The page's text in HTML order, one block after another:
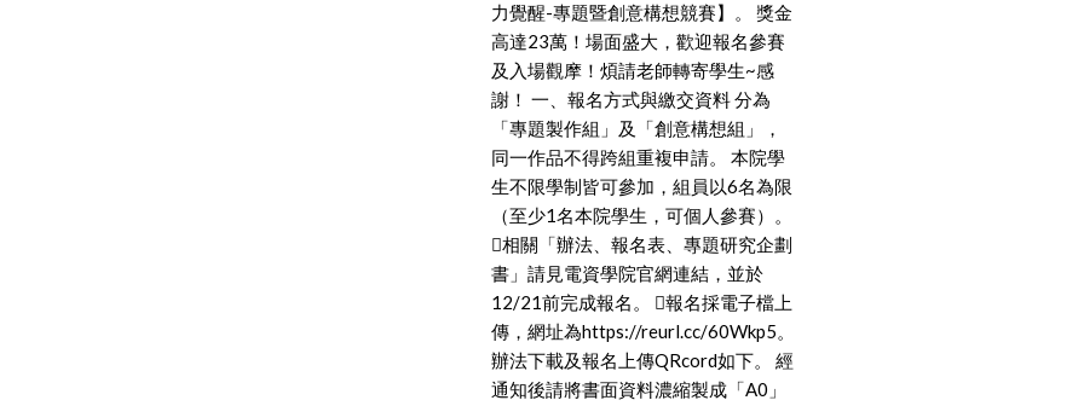
力覺醒-專題暨創意構想競賽】。 獎金
高達23萬！場面盛大，歡迎報名參賽
及入場觀摩！煩請老師轉寄學生~感
謝！ 一、報名方式與繳交資料 分為
「專題製作組」及「創意構想組」，
同一作品不得跨組重複申請。 本院學
生不限學制皆可參加，組員以6名為限
（至少1名本院學生，可個人參賽）。
相關「辦法、報名表、專題研究企劃
書」請見電資學院官網連結，並於
12/21前完成報名。 報名採電子檔上
傳，網址為https://reurl.cc/60Wkp5。
辦法下載及報名上傳QRcord如下。 經
通知後請將書面資料濃縮製成「A0」